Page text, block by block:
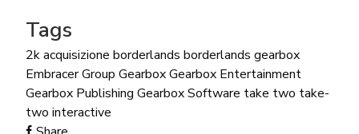
Tags
2kacquisizione borderlands borderlands gearbox
Embracer Group GearboxGearbox Entertainment
Gearbox Publishing Gearbox Software take two take-
two interactive